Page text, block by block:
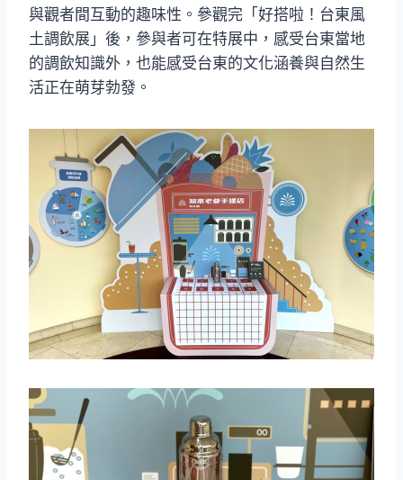
與觀者間互動的趣味性。參觀完「好搭啦！台東風
土調飲展」後，參與者可在特展中，感受台東當地
的調飲知識外，也能感受台東的文化涵養與自然生
活正在萌芽勃發。